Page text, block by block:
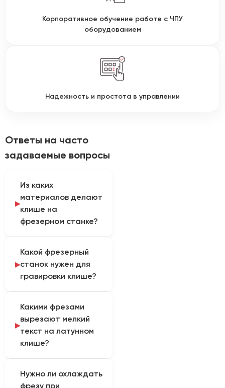
Корпоративное обучение работе с ЧПУ
оборудованием
Надежность и простота в управлении
Ответы на часто
задаваемые вопросы
Из каких
материалов делают
клише на
фрезерном станке?
тиснения фольгой или
конгрева
изготавливают из
фрезеруются, хорошо
проводят и удерживают
тепло, а также
выдерживают огромное
давление пресса.
Какой фрезерный
станок нужен для
гравировки клише?
портального типа
повышенной жесткости
(тяжелая чугунная
станина) с небольшим
мм). Главное
Какими фрезами
вырезают мелкий
текст на латунном
клише?
фона применяют
Нужно ли охлаждать
фрезу при